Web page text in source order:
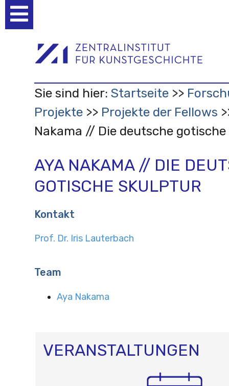
Werkzeuge
Sie sind hier: Startseite
Projekte
Projekte der Fellows
Nakama // Die deutsche
AYA NAKAMA // DIE
GOTISCHE SKULPTUR
Kontakt
Prof. Dr. Iris Lauterbach
Team
Aya Nakama
VERANSTALTUNGEN